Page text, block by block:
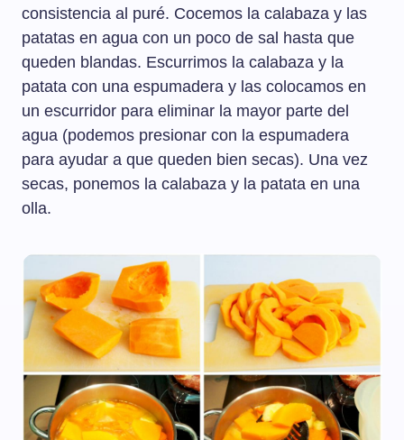
consistencia al puré. Cocemos la calabaza y las
patatas en agua con un poco de sal hasta que
queden blandas. Escurrimos la calabaza y la
patata con una espumadera y las colocamos en
un escurridor para eliminar la mayor parte del
agua (podemos presionar con la espumadera
para ayudar a que queden bien secas). Una vez
secas, ponemos la calabaza y la patata en una
olla.